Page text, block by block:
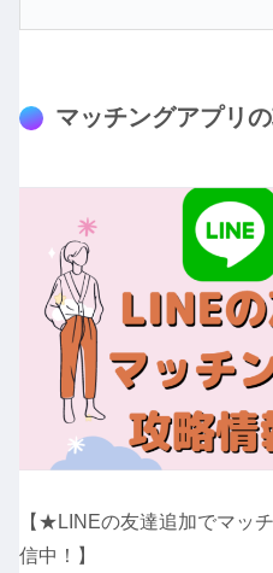
マッチングアプリ
【★LINEの友達追加でマッ
信中！】